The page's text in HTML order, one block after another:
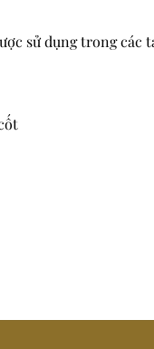
sử dụng trong các